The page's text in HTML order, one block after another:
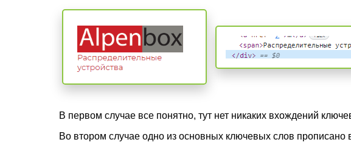
В первом случае все понятно, тут нет никаких вхождений
Во втором случае одно из основных ключевых слов прописано